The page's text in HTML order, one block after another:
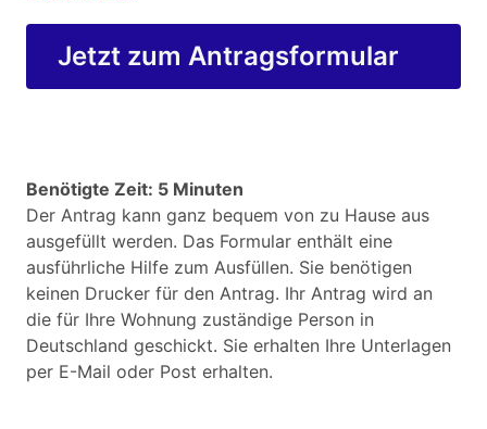
Jetzt zum Antragsformular
Benötigte Zeit: 5 Minuten
Der Antrag kann ganz bequem von zu Hause aus
ausgefüllt werden. Das Formular enthält eine
ausführliche Hilfe zum Ausfüllen. Sie benötigen
keinen Drucker für den Antrag. Ihr Antrag wird an
die für Ihre Wohnung zuständige Person in
Deutschland geschickt. Sie erhalten Ihre Unterlagen
per E-Mail oder Post erhalten.